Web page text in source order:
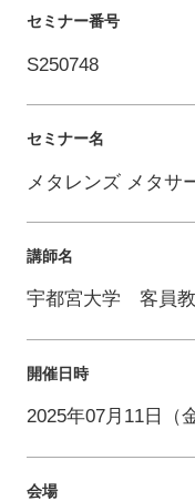
セミナー番号
S250748
セミナー名
メタレンズ メタサ
講師名
宇都宮大学 客
開催日時
2025年07月11日（
会場